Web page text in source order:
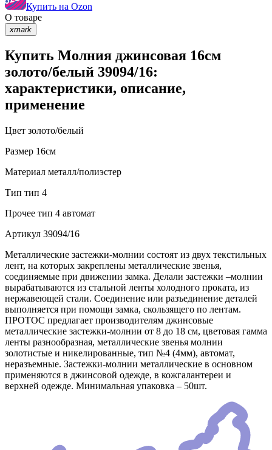
Купить на Ozon
О товаре
xmark
Купить Молния джинсовая 16см
золото/белый 39094/16:
характеристики, описание,
применение
Цвет золото/белый
Размер 16см
Материал металл/полиэстер
Тип тип 4
Прочее тип 4 автомат
Артикул 39094/16
Металлические застежки-молнии состоят из двух текстильных
лент, на которых закреплены металлические звенья,
соединяемые при движении замка. Делали застежки –молнии
вырабатываются из стальной ленты холодного проката, из
нержавеющей стали. Соединение или разъединение деталей
выполняется при помощи замка, скользящего по лентам.
ПРОТОС предлагает производителям джинсовые
металлические застежки-молнии от 8 до 18 см, цветовая гамма
ленты разнообразная, металлические звенья молнии
золотистые и никелированные, тип №4 (4мм), автомат,
неразъемные. Застежки-молнии металлические в основном
применяются в джинсовой одежде, в кожгалантереи и
верхней одежде. Минимальная упаковка – 50шт.